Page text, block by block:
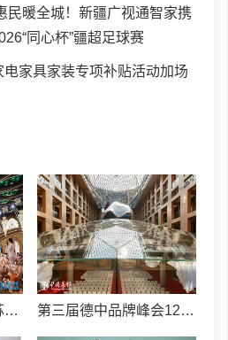
民暖全城！新疆广视通智家携
同心杯”疆超足球赛
电家具家装专项补贴活动加场
苏商慧七周年庆典在苏州隆重举行 七大联创共启发展新篇章 第三届德中品牌峰会12月将在柏林举办，聚焦人工智能时代品牌全球化发展